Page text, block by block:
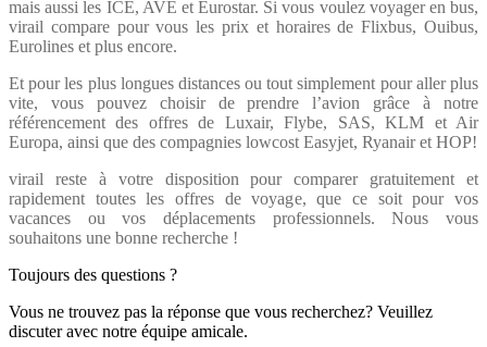
mais aussi les ICE, AVE et Eurostar. Si vous voulez voyager en bus,
virail compare pour vous les prix et horaires de Flixbus, Ouibus,
Eurolines et plus encore.
Et pour les plus longues distances ou tout simplement pour aller plus
vite, vous pouvez choisir de prendre l’avion grâce à notre
référencement des offres de Luxair, Flybe, SAS, KLM et Air
Europa, ainsi que des compagnies lowcost Easyjet, Ryanair et HOP!
virail reste à votre disposition pour comparer gratuitement et
rapidement toutes les offres de voyage, que ce soit pour vos
vacances ou vos déplacements professionnels. Nous vous
souhaitons une bonne recherche !
Toujours des questions ?
Vous ne trouvez pas la réponse que vous recherchez? Veuillez
discuter avec notre équipe amicale.